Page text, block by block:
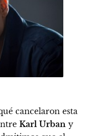
cancelaron esta
Karl Urban y